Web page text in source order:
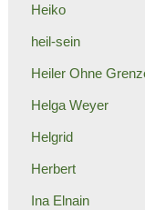
Heiko
heil-sein
Heiler Ohne
Helga Weyer
Helgrid
Herbert
Ina Elnain